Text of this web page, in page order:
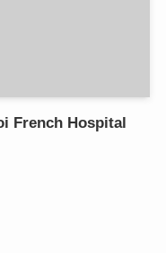
French Hospital